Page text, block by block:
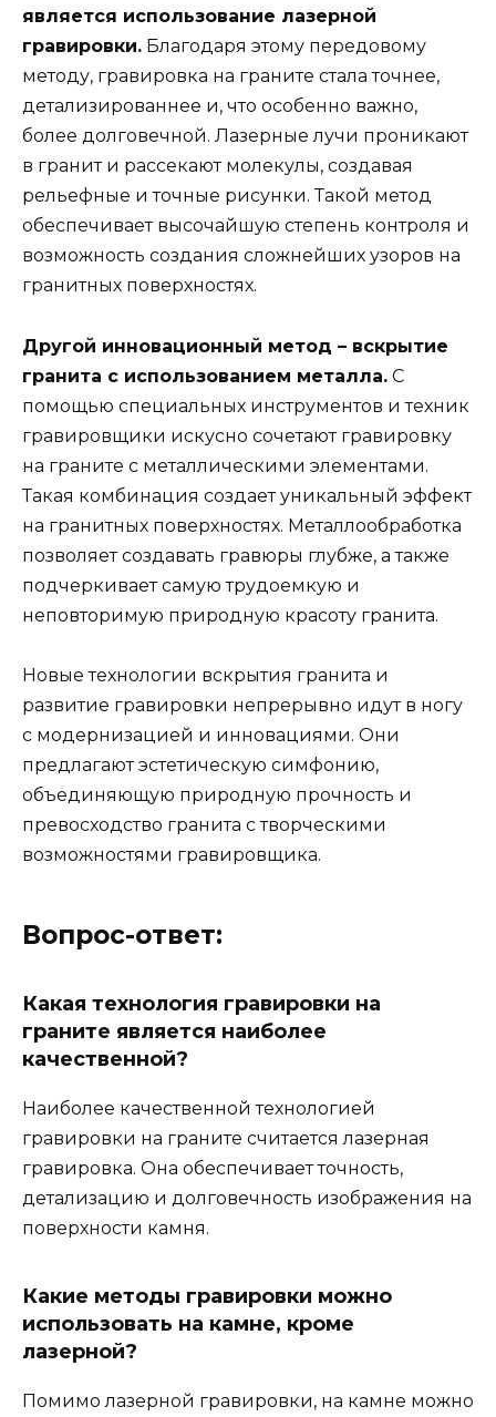
является использование лазерной
гравировки. Благодаря этому передовому
методу, гравировка на граните стала точнее,
детализированнее и, что особенно важно,
более долговечной. Лазерные лучи проникают
в гранит и рассекают молекулы, создавая
рельефные и точные рисунки. Такой метод
обеспечивает высочайшую степень контроля и
возможность создания сложнейших узоров на
гранитных поверхностях.
Другой инновационный метод – вскрытие
гранита с использованием металла. С
помощью специальных инструментов и техник
гравировщики искусно сочетают гравировку
на граните с металлическими элементами.
Такая комбинация создает уникальный эффект
на гранитных поверхностях. Металлообработка
позволяет создавать гравюры глубже, а также
подчеркивает самую трудоемкую и
неповторимую природную красоту гранита.
Новые технологии вскрытия гранита и
развитие гравировки непрерывно идут в ногу
с модернизацией и инновациями. Они
предлагают эстетическую симфонию,
объединяющую природную прочность и
превосходство гранита с творческими
возможностями гравировщика.
Вопрос-ответ:
Какая технология гравировки на
граните является наиболее
качественной?
Наиболее качественной технологией
гравировки на граните считается лазерная
гравировка. Она обеспечивает точность,
детализацию и долговечность изображения на
поверхности камня.
Какие методы гравировки можно
использовать на камне, кроме
лазерной?
Помимо лазерной гравировки, на камне можно